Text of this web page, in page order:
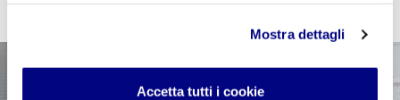
Mostra dettagli
Accetta tutti i cookie